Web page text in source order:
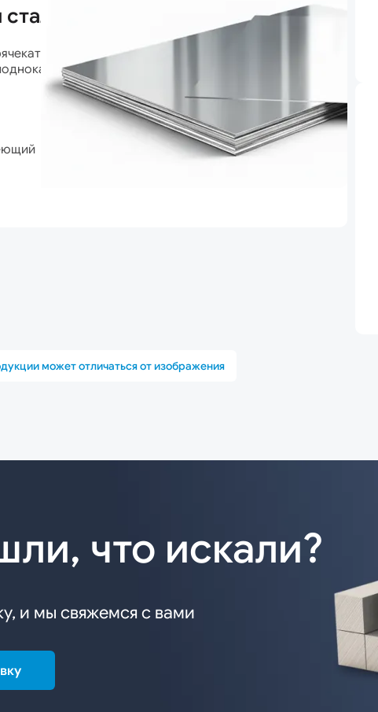
может отличаться от изображения
что искали?
и мы свяжемся с вами